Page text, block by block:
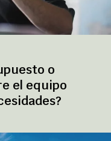
o
el equipo